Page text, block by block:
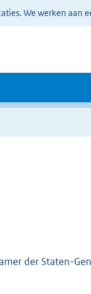
We werken aan
der Staten-